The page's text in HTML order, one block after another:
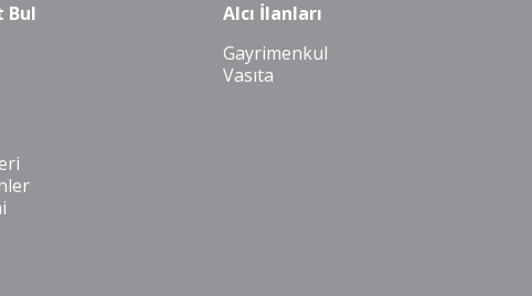
Bul
Alcı İlanları
Gayrimenkul
Vasıta